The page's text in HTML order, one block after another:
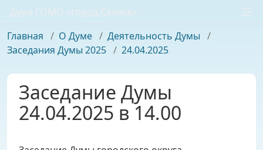
Дума ГОМО «город Саянск»
Главная / О Думе / Деятельность Думы /
Заседания Думы 2025 / 24.04.2025
Заседание Думы
24.04.2025 в 14.00